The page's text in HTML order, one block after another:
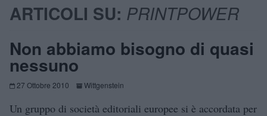
ARTICOLI SU: PRINTPOWER
Non abbiamo bisogno di quasi
nessuno
27 Ottobre 2010 Wittgenstein
Un gruppo di società editoriali europee si è accordata per